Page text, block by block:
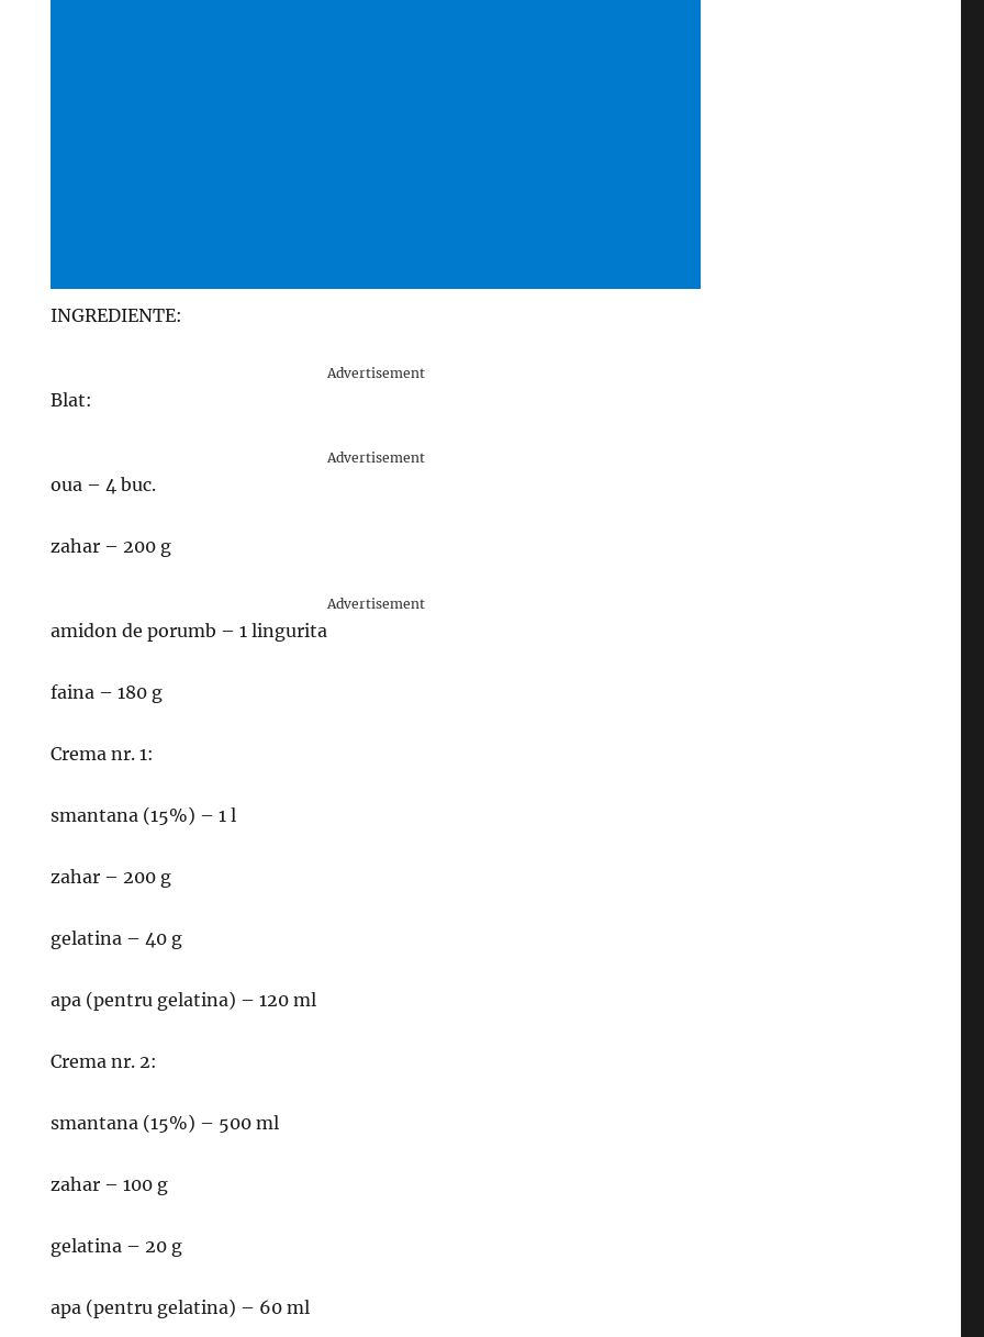
INGREDIENTE:
Advertisement
Blat:
Advertisement
oua – 4 buc.
zahar – 200 g
Advertisement
amidon de porumb – 1 lingurita
faina – 180 g
Crema nr. 1:
smantana (15%) – 1 l
zahar – 200 g
gelatina – 40 g
apa (pentru gelatina) – 120 ml
Crema nr. 2:
smantana (15%) – 500 ml
zahar – 100 g
gelatina – 20 g
apa (pentru gelatina) – 60 ml